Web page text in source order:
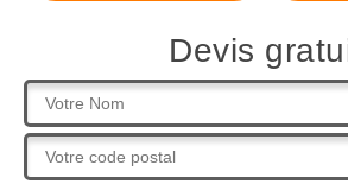
Devis